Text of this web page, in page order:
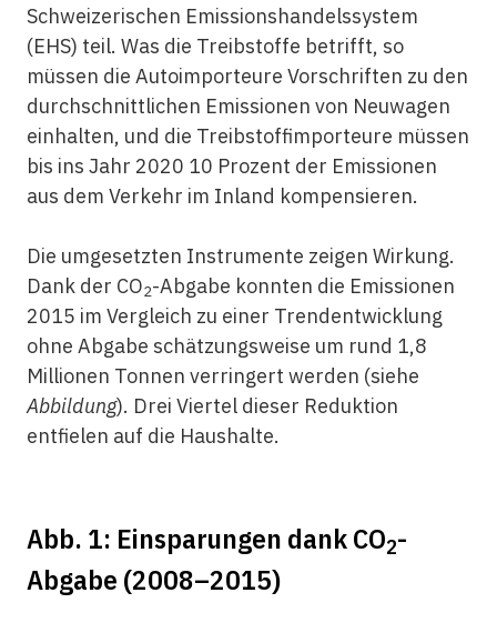
Schweizerischen Emissionshandelssystem
(EHS) teil. Was die Treibstoffe betrifft, so
müssen die Autoimporteure Vorschriften zu den
durchschnittlichen Emissionen von Neuwagen
einhalten, und die Treibstoffimporteure müssen
bis ins Jahr 2020 10 Prozent der Emissionen
aus dem Verkehr im Inland kompensieren.
Die umgesetzten Instrumente zeigen Wirkung.
Dank der CO2-Abgabe konnten die Emissionen
2015 im Vergleich zu einer Trendentwicklung
ohne Abgabe schätzungsweise um rund 1,8
Millionen Tonnen verringert werden (siehe
Abbildung). Drei Viertel dieser Reduktion
entfielen auf die Haushalte.
Abb. 1: Einsparungen dank CO2-
Abgabe (2008–2015)